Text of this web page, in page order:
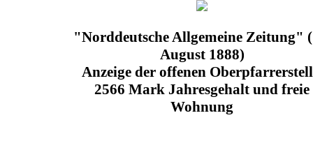
"Norddeutsche Allgemeine Zeitung"
August 1888)
Anzeige der offenen
2566 Mark Jahresgehalt und freie
Wohnung